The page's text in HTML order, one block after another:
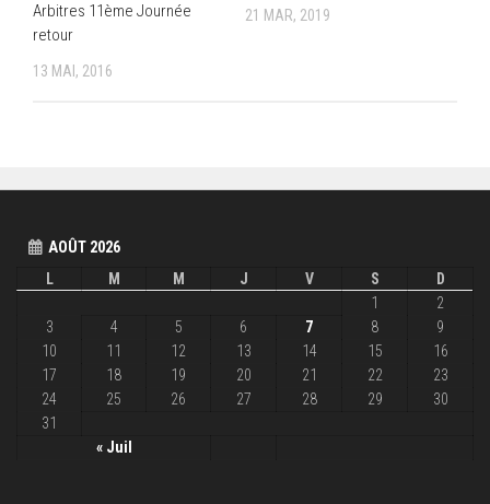
Arbitres 11ème Journée
retour
13 MAI, 2016
21 MAR, 2019
AOÛT 2026
L
M M J V S D
« Juil
1
2
3
4 5 6 7 8
9
10
11 12 13 14 15
16
17
18 19 20 21 22
23
24
25 26 27 28 29
30
31